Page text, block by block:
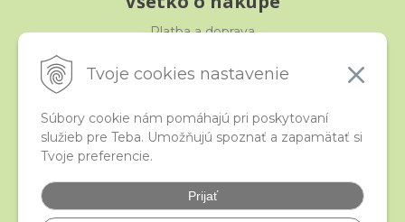
Tvoje cookies nastavenie
Súbory cookie nám pomáhajú pri poskytovaní
služieb pre Teba. Umožňujú spoznať a zapamätať si
Tvoje preferencie.
Prijať
Platba a doprava
Obchodné podmienky
iStraka
Veľkoobchod
Najčastejšie otázky